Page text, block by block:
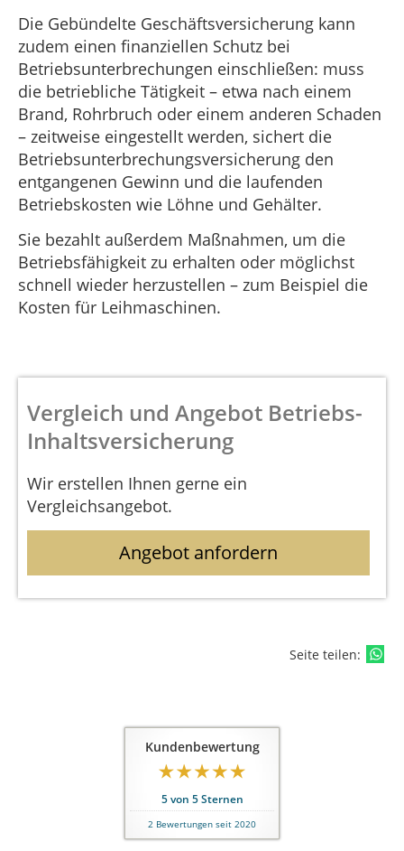
Die Gebündelte Geschäftsversicherung kann
zudem einen finanziellen Schutz bei
Betriebsunterbrechungen einschließen: muss
die betriebliche Tätigkeit – etwa nach einem
Brand, Rohrbruch oder einem anderen Schaden
– zeitweise eingestellt werden, sichert die
Betriebsunterbrechungsversicherung den
entgangenen Gewinn und die laufenden
Betriebskosten wie Löhne und Gehälter.
Sie bezahlt außerdem Maßnahmen, um die
Betriebsfähigkeit zu erhalten oder möglichst
schnell wieder herzustellen – zum Beispiel die
Kosten für Leihmaschinen.
Vergleich und Angebot Betriebs-
Inhaltsversicherung
Wir erstellen Ihnen gerne ein
Vergleichsangebot.
Angebot anfordern
Seite teilen:
Kundenbewertung
5von 5Sternen
2 Bewertungen seit 2020